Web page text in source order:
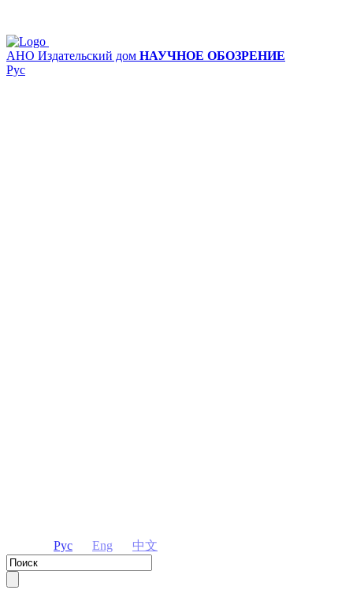
АНО Издательский дом НАУЧНОЕ ОБОЗРЕНИЕ
Рус
Рус Eng 中文